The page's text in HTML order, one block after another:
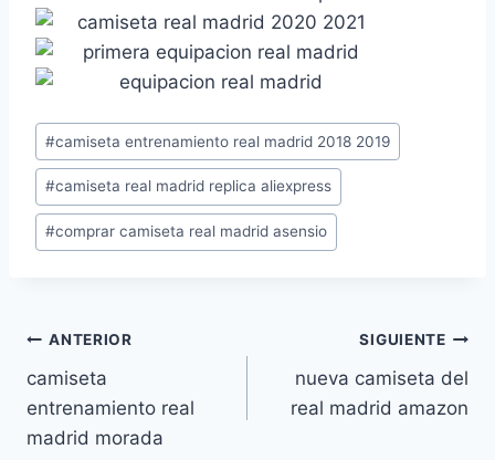
Etiquetas
de
la
entrada:
#camiseta entrenamiento real madrid 2018 2019
#camiseta real madrid replica aliexpress
#comprar camiseta real madrid asensio
Navegación
de
entradas
ANTERIOR
camiseta
entrenamiento real
madrid morada
SIGUIENTE
nueva camiseta del
real madrid amazon